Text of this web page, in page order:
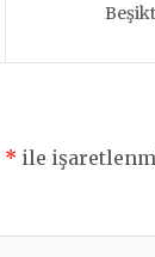
* ile